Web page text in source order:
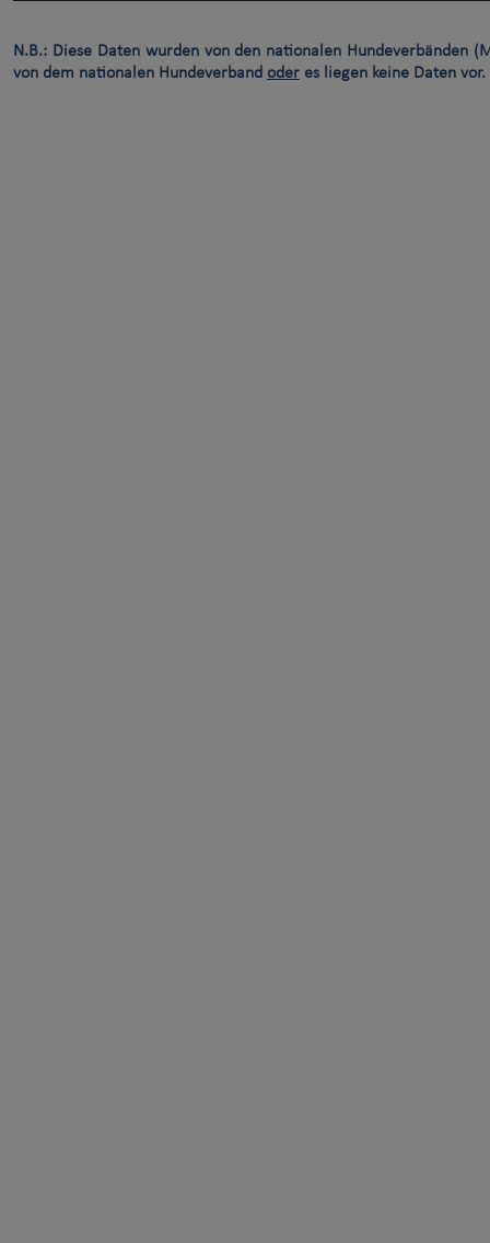
N.B.: Diese Daten wurden von den nationalen
von dem nationalen Hundeverband oder es liegen keine Daten vor.